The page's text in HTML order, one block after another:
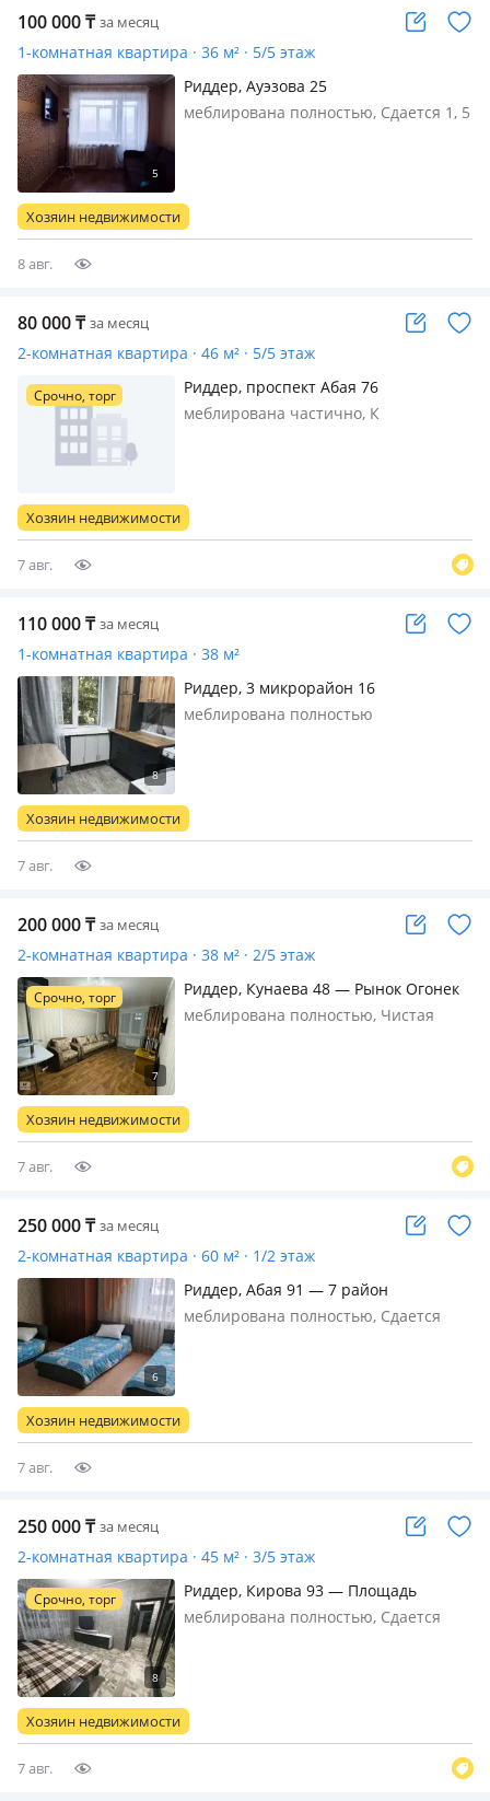
100 000₸ за месяц
1-комнатная квартира · 36 м² · 5/5 этаж
Риддер, Ауэзова 25
меблирована полностью, Сдается 1, 5
животных.100000+коммунальные
Хозяин недвижимости
8 авг.
80 000₸ за месяц
2-комнатная квартира · 46 м² · 5/5 этаж
Срочно, торг
Риддер, проспект Абая 76
меблирована частично, К
Хозяин недвижимости
7 авг.
110 000₸ за месяц
1-комнатная квартира · 38 м²
Риддер, 3 микрорайон 16
меблирована полностью
Хозяин недвижимости
7 авг.
200 000₸ за месяц
2-комнатная квартира · 38 м² · 2/5 этаж
Срочно, торг
Риддер, Кунаева 48 — Рынок Огонек
меблирована полностью, Чистая
необходимое, чистое хлопковое
бельё полотенце халат тапочки.
Хозяин недвижимости
7 авг.
250 000₸ за месяц
2-комнатная квартира · 60 м² · 1/2 этаж
Риддер, Абая 91 — 7 район
меблирована полностью, Сдается
размещение до 6 человек
Оформление документов
Хозяин недвижимости
7 авг.
250 000₸ за месяц
2-комнатная квартира · 45 м² · 3/5 этаж
Срочно, торг
Риддер, Кирова 93 — Площадь
меблирована полностью, Сдается
центре города, рядом банки,
магазины, спорт зал, кружки, бильярд
Хозяин недвижимости
7 авг.